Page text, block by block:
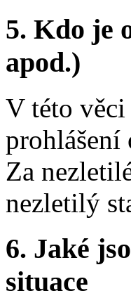
5. Kdo je
apod.)
V této věci
prohlášení
Za
nezletilý
6. Jaké
situace